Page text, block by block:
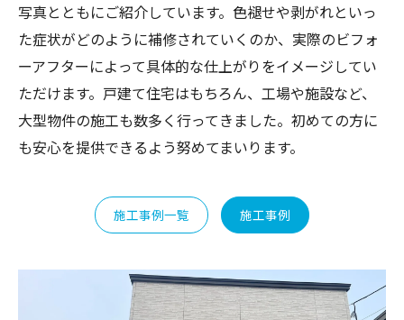
写真とともにご紹介しています。色褪せや剥がれといっ
た症状がどのように補修されていくのか、実際のビフォ
ーアフターによって具体的な仕上がりをイメージしてい
ただけます。戸建て住宅はもちろん、工場や施設など、
大型物件の施工も数多く行ってきました。初めての方に
も安心を提供できるよう努めてまいります。
施工事例一覧 施工事例